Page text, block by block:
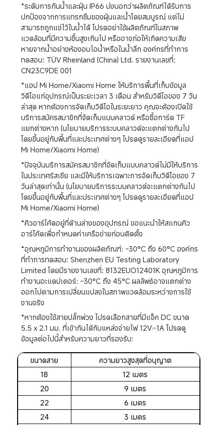
*ระดับการกันน้ำและฝุ่น IP66 บ่งบอกว่าผลิตภัณฑ์ได้รับการ
ปกป้องจากการแทรกซึมของฝุ่นและน้ำโดยสมบูรณ์ แต่ไม่
สามารถถูกแช่ไว้ในน้ำได้ โปรดอย่าใช้ผลิตภัณฑ์ในสภาพ
แวดล้อมที่มีความชื้นสูงเกินไป หรืออาจก่อให้เกิดความเสีย
หายจากน้ำอย่างห้องอบไอน้ำหรือในน้ำลึก องค์กรที่ทำการ
ทดสอบ: TÜV Rheinland (China) Ltd. รายงานเลขที่:
CN23C9DE 001
*แอป Mi Home/Xiaomi Home ให้บริการพื้นที่เก็บข้อมูล
วิดีโอแก่อุปกรณ์เป็นระยะเวลา 3 เดือน สำหรับวิดีโอของ 7 วัน
ล่าสุด หากต้องการจัดเก็บวิดีโอในระยะยาว คุณจะต้องเปิดใช้
บริการสมัครสมาชิกที่จัดเก็บแบบคลาวด์ หรือซื้อการ์ด TF
แยกต่างหาก (นโยบายบริการระบบคลาวด์จะแตกต่างกันไป
โดยขึ้นอยู่กับพื้นที่และประเทศต่างๆ โปรดดูรายละเอียดที่แอป
Mi Home/Xiaomi Home)
*ปัจจุบันบริการสมัครสมาชิกที่จัดเก็บแบบคลาวด์ไม่มีให้บริการ
ในประเทศรัสเซีย และมีให้บริการเฉพาะการจัดเก็บวิดีโอของ 7
วันล่าสุดเท่านั้น (นโยบายบริการระบบคลาวด์จะแตกต่างกันไป
โดยขึ้นอยู่กับพื้นที่และประเทศต่างๆ โปรดดูรายละเอียดที่แอป
Mi Home/Xiaomi Home)
*คิวอาร์โค้ดอยู่ที่ด้านล่างของอุปกรณ์ ขอแนะนำให้สแกนคิว
อาร์โค้ดเพื่อกำหนดค่าเครือข่ายก่อนติดตั้ง
*อุณหภูมิการทำงานของผลิตภัณฑ์: -30°C ถึง 60°C องค์กร
ที่ทำการทดสอบ: Shenzhen EU Testing Laboratory
Limited โดยมีรายงานเลขที่: 8132EUO12401K อุณหภูมิการ
ทำงานอะแดปเตอร์: -30°C ถึง 45°C ผลลัพธ์อาจแตกต่าง
ออกไปตามการเปลี่ยนแปลงในสภาพแวดล้อมระหว่างการใช้
งานจริง
*หากต้องใช้สายปลั๊กพ่วง โปรดเลือกสายที่มีแจ็ค DC ขนาด
5.5 x 2.1 มม. ที่เข้ากันได้กับแหล่งจ่ายไฟ 12V⎓1A โปรดดู
ข้อมูลต่อไปนี้สำหรับความยาวที่รองรับ:
ขนาดสาย
ความยาวสูงสุดที่อนุญาต
18
12 เมตร
20
9 เมตร
22
6 เมตร
24
3 เมตร